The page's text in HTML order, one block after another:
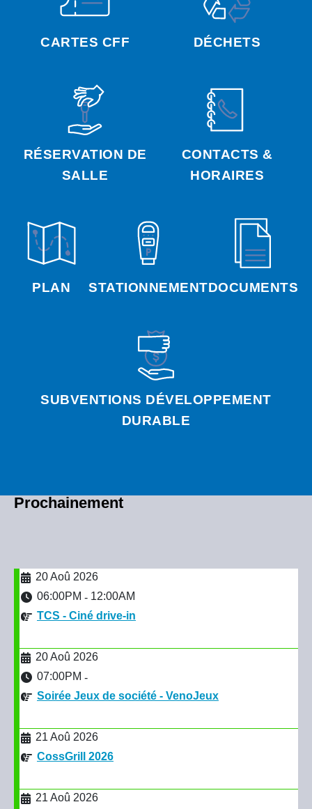
CARTES CFF DÉCHETS
RÉSERVATION DE
SALLE
CONTACTS &
HORAIRES
PLAN STATIONNEMENTDOCUMENTS
SUBVENTIONS DÉVELOPPEMENT
DURABLE
Prochainement
20 Aoû 2026
06:00PM - 12:00AM
TCS - Ciné drive-in
20 Aoû 2026
07:00PM -
Soirée Jeux de société - VenoJeux
21 Aoû 2026
CossGrill 2026
21 Aoû 2026